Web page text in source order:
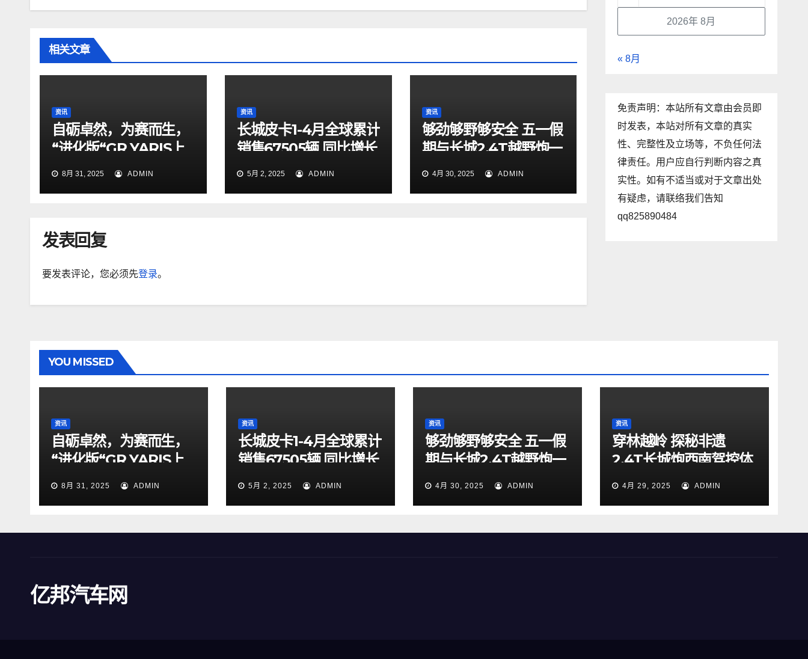
相关文章
资讯
自砺卓然，为赛而生，
“进化版“GR YARIS上
市销售— 计划年内开始
8月 31, 2025 ADMIN
资讯
长城皮卡1-4月全球累计
销售67505辆 同比增长
9.7% 蝉联中国皮卡销
5月 2, 2025 ADMIN
资讯
够劲够野够安全 五一假
期与长城2.4T越野炮一
起探索山海秘境
4月 30, 2025 ADMIN
发表回复
要发表评论，您必须先登录。
2026年 8月
« 8月
免责声明：本站所有文章由会员即
时发表，本站对所有文章的真实
性、完整性及立场等，不负任何法
律责任。用户应自行判断内容之真
实性。如有不适当或对于文章出处
有疑虑，请联络我们告知
qq825890484
YOU MISSED
资讯
自砺卓然，为赛而生，
“进化版“GR YARIS上
市销售— 计划年内开始
8月 31, 2025 ADMIN
资讯
长城皮卡1-4月全球累计
销售67505辆 同比增长
9.7% 蝉联中国皮卡销
5月 2, 2025 ADMIN
资讯
够劲够野够安全 五一假
期与长城2.4T越野炮一
起探索山海秘境
4月 30, 2025 ADMIN
资讯
穿林越岭 探秘非遗
2.4T长城炮西南驾控体
验营贵阳站燃擎启动
4月 29, 2025 ADMIN
亿邦汽车网